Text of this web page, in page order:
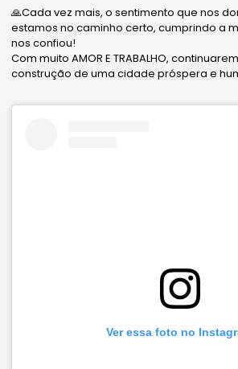
🙏Cada vez mais, o sentimento que nos
estamos no caminho certo, cumprindo a
nos confiou!
Com muito AMOR E TRABALHO,
construção de uma cidade próspera e
Ver essa foto no